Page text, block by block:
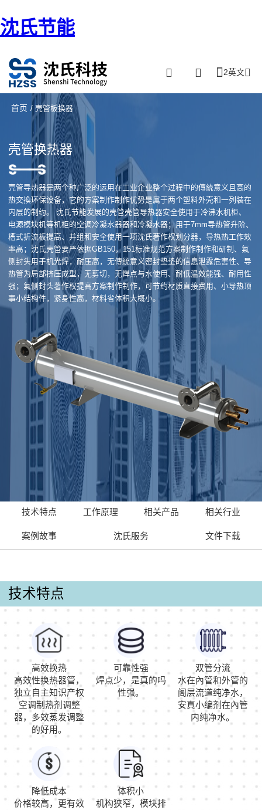
沈氏节能
2英文
首页 / 壳管板换器
壳管换热器
壳管导热器是两个种广泛的运用在工业企业整个过程中的傳統意义且高的
热交換环保设备，它的方案制作制作优势是属于两个塑料外壳和一列装在
内层的制约。 沈氏节能发展的壳管壳管导热器安全使用于冷沸水机柜、
电源模块机等机柜的空调冷凝水器器和冷凝水器；用于7mm导热管升阶、
槽式折流板提高、并组和安全使用一项沈氏著作权划分器，导热热工作效
率高；沈氏壳管要严依据GB150，151标准规范方案制作制作和研制、氟
侧封头用于机光焊，耐压高，无傳統意义密封垫垫的信息泄露危害性、导
热管为局部挤压成型，无剪切，无焊点与水使用、耐低温效能强、耐用性
强；氟侧封头著作权提高方案制作制作，可节约材质直接费用、小导热顶
事小结构件，紧身性高，材料省体积大概小。
技术特点 工作原理 相关产品 相关行业
案例故事 沈氏服务 文件下载
技术特点
高效换热
高效性换热器管，
独立自主知识产权
空调制热剂调整
器，多效蒸发调整
的好用。
可靠性强
焊点少，是真的吗
性强。
双管分流
水在內管和外管的
阁层流道纯净水，
安真小编剂在內管
内纯净水。
降低成本
价格较高，更有效
体积小
机构狭窄，模块排